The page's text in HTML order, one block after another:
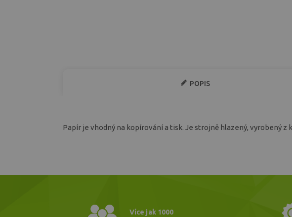
POPIS
Papír je vhodný na kopírování a tisk. Je strojně hlazený, vyrobený z
Více jak 1000